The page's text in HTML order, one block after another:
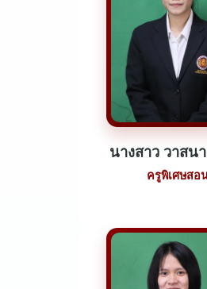
นางสาว วาสน
ครูพิเศษสอ